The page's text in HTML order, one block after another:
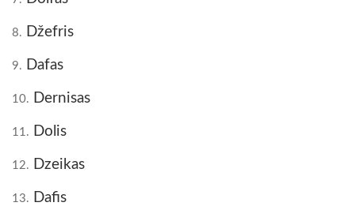
8. Džefris
9. Dafas
10. Dernisas
11. Dolis
12. Dzeikas
13. Dafis